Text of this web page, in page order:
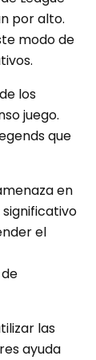
por alto.
modo de
los
juego.
que
en
el
las
ayuda